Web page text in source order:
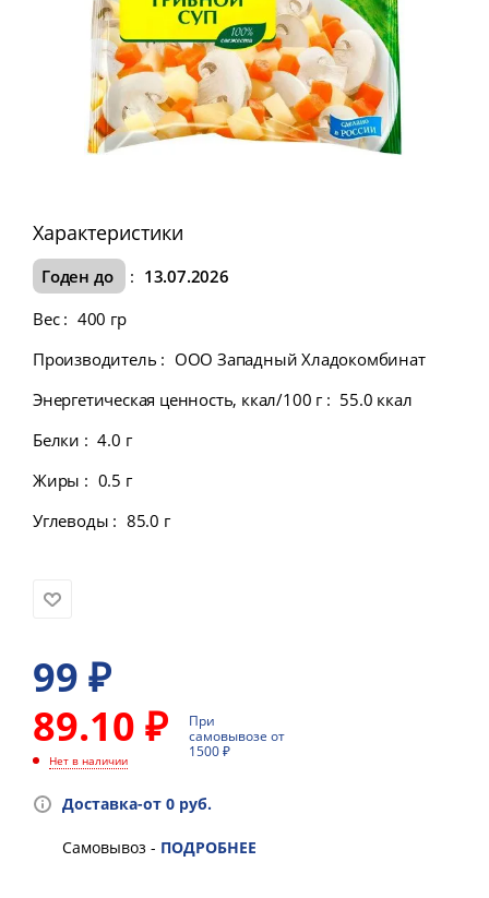
Характеристики
Годен до : 13.07.2026
Вес : 400 гр
Производитель : ООО Западный Хладокомбинат
Энергетическая ценность, ккал/100 г : 55.0 ккал
Белки : 4.0 г
Жиры : 0.5 г
Углеводы : 85.0 г
99 ₽
89.10 ₽
При
самовывозе от
1500 ₽
Нет в наличии
Доставка-от 0 руб.
Самовывоз - ПОДРОБНЕЕ